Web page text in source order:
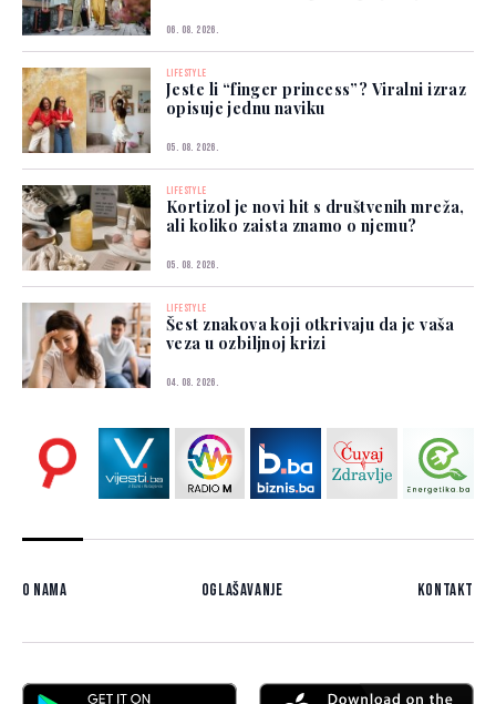
06. 08. 2026.
LIFESTYLE
Jeste li “finger princess”? Viralni izraz
opisuje jednu naviku
05. 08. 2026.
LIFESTYLE
Kortizol je novi hit s društvenih mreža,
ali koliko zaista znamo o njemu?
05. 08. 2026.
LIFESTYLE
Šest znakova koji otkrivaju da je vaša
veza u ozbiljnoj krizi
04. 08. 2026.
O nama Oglašavanje Kontakt